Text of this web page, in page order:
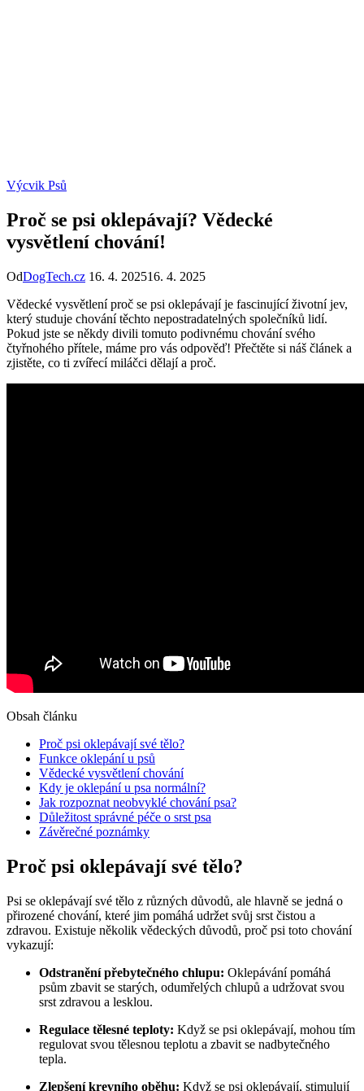
Výcvik Psů
Proč se psi oklepávají? Vědecké
vysvětlení chování!
OdDogTech.cz 16. 4. 202516. 4. 2025
Vědecké vysvětlení proč se psi oklepávají je fascinující životní jev,
který studuje chování těchto nepostradatelných společníků lidí.
Pokud jste se někdy divili tomuto podivnému chování svého
čtyřnohého přítele, máme pro vás odpověď! Přečtěte si náš článek a
zjistěte, co ti zvířecí miláčci dělají a proč.
Obsah článku
Proč psi oklepávají své tělo?
Funkce oklepání u psů
Vědecké vysvětlení chování
Kdy je oklepání u psa normální?
Jak rozpoznat neobvyklé chování psa?
Důležitost správné péče o srst psa
Závěrečné poznámky
Proč psi oklepávají své tělo?
Psi se oklepávají své tělo z různých důvodů, ale hlavně se jedná o
přirozené chování, které jim pomáhá udržet svůj srst čistou a
zdravou. Existuje několik vědeckých důvodů, proč psi toto chování
vykazují:
Odstranění přebytečného chlupu: Oklepávání pomáhá
psům zbavit se starých, odumřelých chlupů a udržovat svou
srst zdravou a lesklou.
Regulace tělesné teploty: Když se psi oklepávají, mohou tím
regulovat svou tělesnou teplotu a zbavit se nadbytečného
tepla.
Zlepšení krevního oběhu: Když se psi oklepávají, stimulují